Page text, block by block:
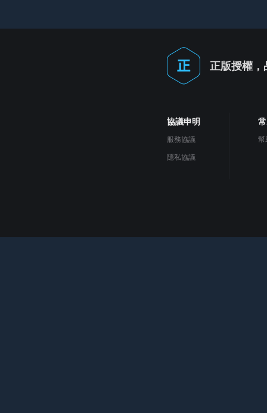
正版授權，
協議申明
服務協議
隱私協議
幫